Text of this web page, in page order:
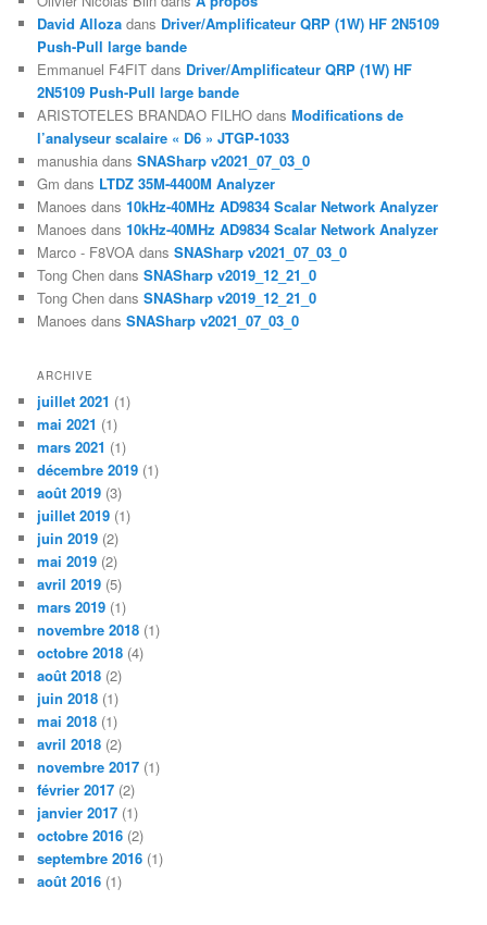
David Alloza dans Driver/Amplificateur QRP (1W) HF 2N5109
Push-Pull large bande
Emmanuel F4FIT dans Driver/Amplificateur QRP (1W) HF
2N5109 Push-Pull large bande
ARISTOTELES BRANDAO FILHO dansModifications de
l’analyseur scalaire « D6 » JTGP-1033
manushia dansSNASharp v2021_07_03_0
Gm dans LTDZ 35M-4400M Analyzer
Manoes dans10kHz-40MHz AD9834 Scalar Network Analyzer
Manoes dans10kHz-40MHz AD9834 Scalar Network Analyzer
Marco - F8VOA dansSNASharp v2021_07_03_0
Tong Chen dansSNASharp v2019_12_21_0
Tong Chen dansSNASharp v2019_12_21_0
Manoes dansSNASharp v2021_07_03_0
ARCHIVE
juillet 2021 (1)
mai 2021 (1)
mars 2021 (1)
décembre 2019 (1)
août 2019 (3)
juillet 2019 (1)
juin 2019 (2)
mai 2019 (2)
avril 2019 (5)
mars 2019 (1)
novembre 2018 (1)
octobre 2018 (4)
août 2018 (2)
juin 2018 (1)
mai 2018 (1)
avril 2018 (2)
novembre 2017 (1)
février 2017 (2)
janvier 2017 (1)
octobre 2016 (2)
septembre 2016 (1)
août 2016 (1)